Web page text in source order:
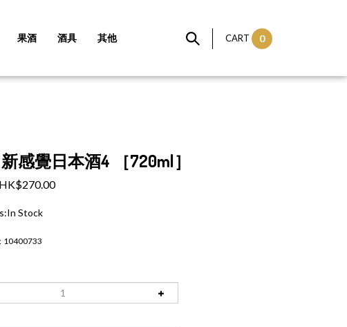
果酒 酒具 其他 CART 0
感覺日本酒4 ［720ml］
HK$270.00
Stock
10400733